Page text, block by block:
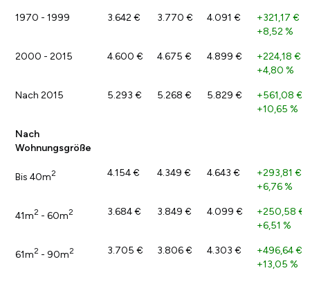
1970 - 1999 3.642 € 3.770 € 4.091 € +321,17 €
+8,52 %
2000 - 2015 4.600 € 4.675 € 4.899 € +224,18 €
+4,80 %
Nach 2015 5.293 € 5.268 € 5.829 € +561,08 €
+10,65 %
Nach
Wohnungsgröße
Bis 40m2 4.154 € 4.349 € 4.643 € +293,81 €
+6,76 %
41m2 - 60m2 3.684 € 3.849 € 4.099 € +250,58 €
+6,51 %
61m2 - 90m2 3.705 € 3.806 € 4.303 € +496,64 €
+13,05 %